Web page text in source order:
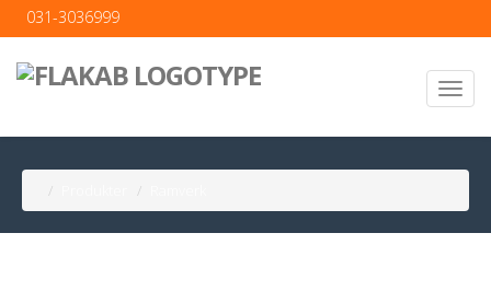
031-3036999